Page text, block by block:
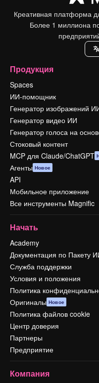
Креативная платформа
Более 1 миллиона
Продукция
Spaces
ИИ-помощник
Генератор изображений
Генератор видео ИИ
Генератор голоса на
Стоковый контент
MCP для Claude/ChatGPT
Агенты Новое
API
Мобильное приложение
Все инструменты Magnific
Начать
Academy
Документация по Пакету
Служба поддержки
Условия и положения
Политика
Оригиналы Новое
Политика файлов cookie
Центр доверия
Партнеры
Предприятие
Компания